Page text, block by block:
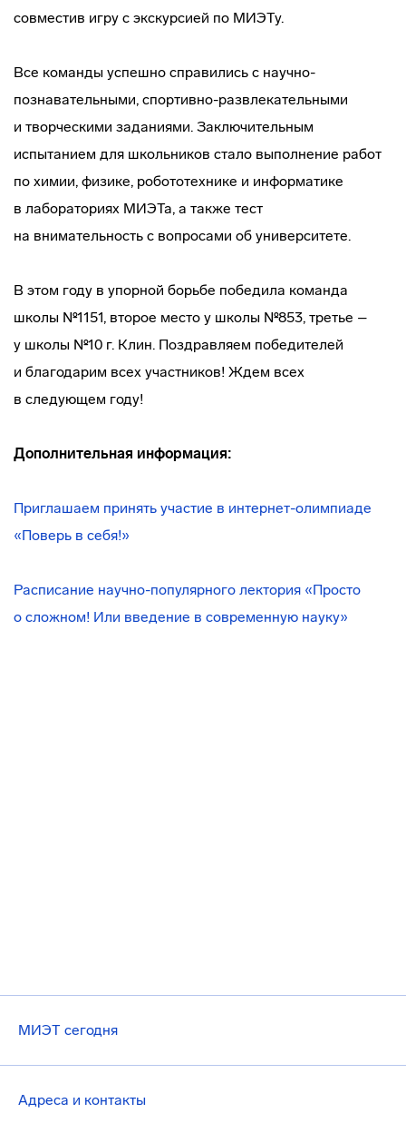
совместив игру с экскурсией по МИЭТу.
Все команды успешно справились с научно-
познавательными, спортивно-развлекательными
и творческими заданиями. Заключительным
испытанием для школьников стало выполнение работ
по химии, физике, робототехнике и информатике
в лабораториях МИЭТа, а также тест
на внимательность с вопросами об университете.
В этом году в упорной борьбе победила команда
школы №1151, второе место у школы №853, третье –
у школы №10 г. Клин. Поздравляем победителей
и благодарим всех участников! Ждем всех
в следующем году!
Дополнительная информация:
Приглашаем принять участие в интернет-олимпиаде
«Поверь в себя!»
Расписание научно-популярного лектория «Просто
о сложном! Или введение в современную науку»
МИЭТ сегодня
Адреса и контакты